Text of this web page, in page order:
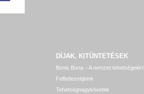
DÍJAK, KITÜNTETÉSEK
Bonis Bona – A nemzet tehetségeiért
Felfedezettjeink
Tehetségnagykövetek